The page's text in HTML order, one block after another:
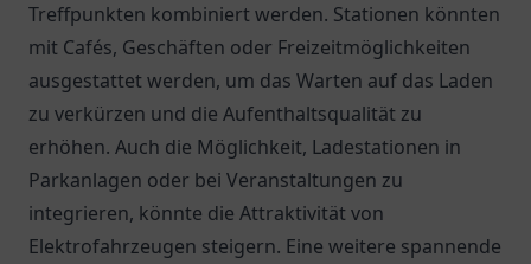
Treffpunkten kombiniert werden. Stationen könnten
mit Cafés, Geschäften oder Freizeitmöglichkeiten
ausgestattet werden, um das Warten auf das Laden
zu verkürzen und die Aufenthaltsqualität zu
erhöhen. Auch die Möglichkeit, Ladestationen in
Parkanlagen oder bei Veranstaltungen zu
integrieren, könnte die Attraktivität von
Elektrofahrzeugen steigern. Eine weitere spannende